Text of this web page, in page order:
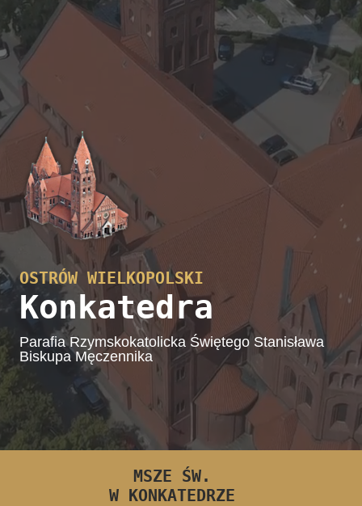
OSTRÓW WIELKOPOLSKI
Konkatedra
Parafia Rzymskokatolicka Świętego Stanisława
Biskupa Męczennika
MSZE ŚW.
W KONKATEDRZE